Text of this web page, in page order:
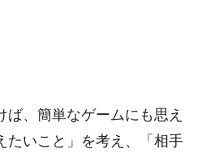
ば、簡単なゲームにも思え
たいこと」を考え、「相手